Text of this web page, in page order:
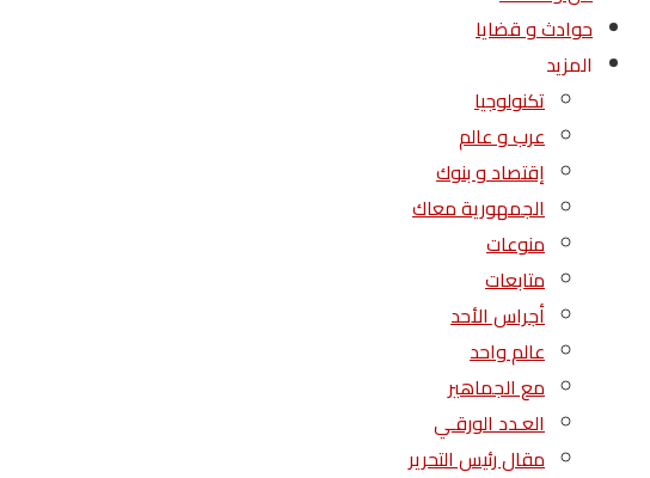
حوادث و قضايا
المزيد
تكنولوجيا
عرب و عالم
إقتصاد و بنوك
الجمهورية معاك
منوعات
متابعات
أجراس الأحد
عالم واحد
مع الجماهير
العـدد الورقـي
مقال رئيس التحرير